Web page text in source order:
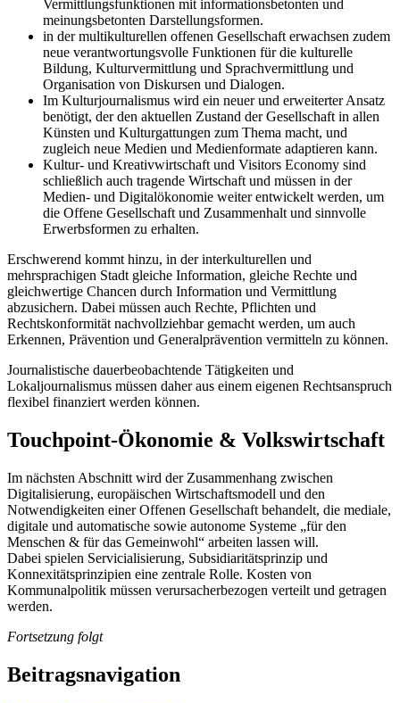
Vermittlungsfunktionen mit informationsbetonten und
meinungsbetonten Darstellungsformen.
in der multikulturellen offenen Gesellschaft erwachsen zudem
neue verantwortungsvolle Funktionen für die kulturelle
Bildung, Kulturvermittlung und Sprachvermittlung und
Organisation von Diskursen und Dialogen.
Im Kulturjournalismus wird ein neuer und erweiterter Ansatz
benötigt, der den aktuellen Zustand der Gesellschaft in allen
Künsten und Kulturgattungen zum Thema macht, und
zugleich neue Medien und Medienformate adaptieren kann.
Kultur- und Kreativwirtschaft und Visitors Economy sind
schließlich auch tragende Wirtschaft und müssen in der
Medien- und Digitalökonomie weiter entwickelt werden, um
die Offene Gesellschaft und Zusammenhalt und sinnvolle
Erwerbsformen zu erhalten.
Erschwerend kommt hinzu, in der interkulturellen und
mehrsprachigen Stadt gleiche Information, gleiche Rechte und
gleichwertige Chancen durch Information und Vermittlung
abzusichern. Dabei müssen auch Rechte, Pflichten und
Rechtskonformität nachvollziehbar gemacht werden, um auch
Erkennen, Prävention und Generalprävention vermitteln zu können.
Journalistische dauerbeobachtende Tätigkeiten und
Lokaljournalismus müssen daher aus einem eigenen Rechtsanspruch
flexibel finanziert werden können.
Touchpoint-Ökonomie & Volkswirtschaft
Im nächsten Abschnitt wird der Zusammenhang zwischen
Digitalisierung, europäischen Wirtschaftsmodell und den
Notwendigkeiten einer Offenen Gesellschaft behandelt, die mediale,
digitale und automatische sowie autonome Systeme „für den
Menschen & für das Gemeinwohl“ arbeiten lassen will.
Dabei spielen Servicialisierung, Subsidiaritätsprinzip und
Konnexitätsprinzipien eine zentrale Rolle. Kosten von
Kommunalpolitik müssen verursacherbezogen verteilt und getragen
werden.
Fortsetzung folgt
Beitragsnavigation